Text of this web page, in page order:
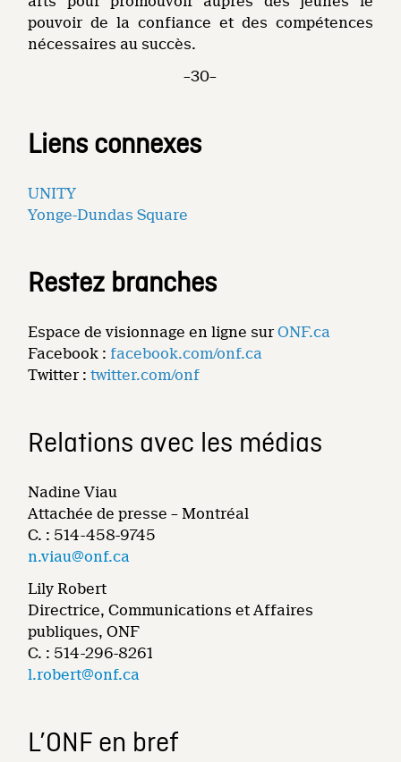
pouvoir de la confiance et des compétences
nécessaires au succès.
–30–
Liens connexes
UNITY
Yonge-Dundas Square
Restez branches
Espace de visionnage en ligne surONF.ca
Facebook : facebook.com/onf.ca
Twitter :twitter.com/onf
Relations avec les médias
Nadine Viau
Attachée de presse – Montréal
C. : 514-458-9745
n.viau@onf.ca
Lily Robert
Directrice, Communications et Affaires
publiques, ONF
C. : 514-296-8261
l.robert@onf.ca
L’ONF en bref